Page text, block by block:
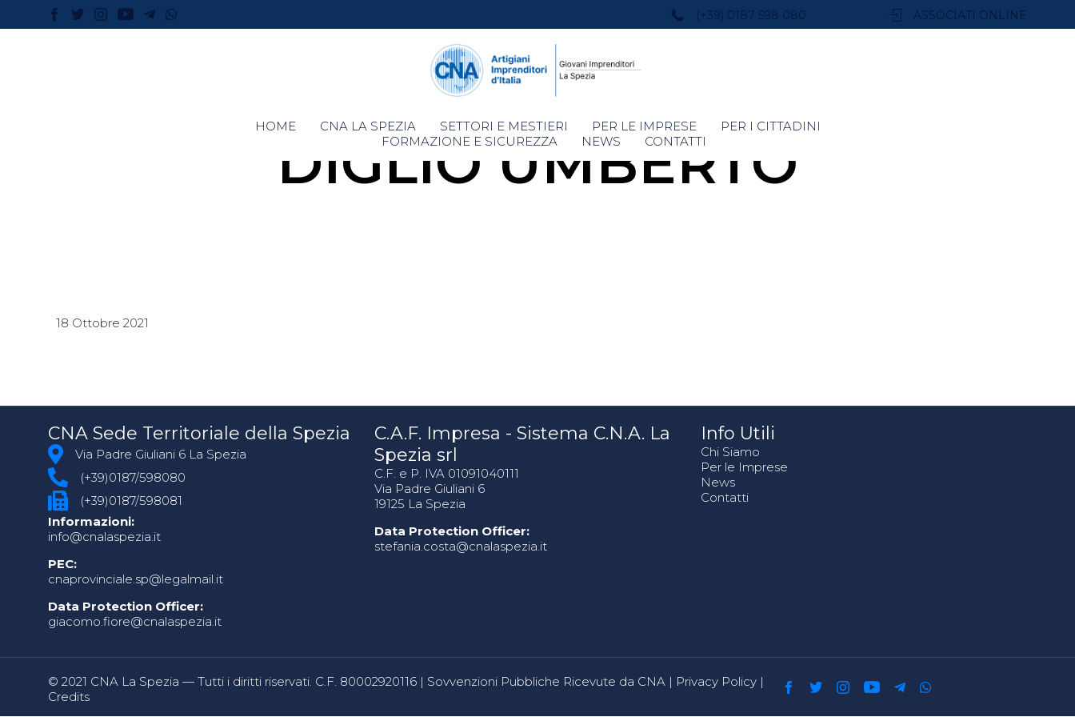
(+39) 0187 598 080 ASSOCIATI ONLINE
Skip
to
HOME CNA LA SPEZIA SETTORI E MESTIERI PER LE IMPRESE
PER I CITTADINI
FORMAZIONE E SICUREZZA
NEWS CONTATTI
DIGLIO UMBERTO
18 Ottobre 2021
CNA Sede Territoriale della Spezia
Via Padre Giuliani 6 La Spezia
(+39)0187/598080
(+39)0187/598081
Informazioni:
info@cnalaspezia.it
PEC:
cnaprovinciale.sp@legalmail.it
Data Protection Officer:
giacomo.fiore@cnalaspezia.it
C.A.F. Impresa - Sistema C.N.A. La
Spezia srl
C.F. e P. IVA 01091040111
Via Padre Giuliani 6
19125 La Spezia
Data Protection Officer:
stefania.costa@cnalaspezia.it
Info Utili
Chi Siamo
Per le Imprese
News
Contatti
© 2021 CNA La Spezia — Tutti i diritti riservati. C.F. 80002920116 | Sovvenzioni Pubbliche Ricevute da CNA | Privacy Policy |
Credits